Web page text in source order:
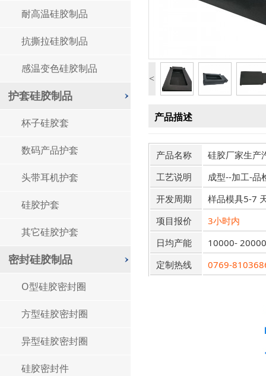
耐高温硅胶制品
抗撕拉硅胶制品
感温变色硅胶制品
护套硅胶制品
杯子硅胶套
数码产品护套
头带耳机护套
硅胶护套
其它硅胶护套
密封硅胶制品
O型硅胶密封圈
方型硅胶密封圈
异型硅胶密封圈
硅胶密封件
<
产品描述
产品名称
硅胶厂家生产
工艺说明
成型--加工-品
开发周期
样品模具5-7
项目报价
3小时内
日均产能
10000-
定制热线
0769-